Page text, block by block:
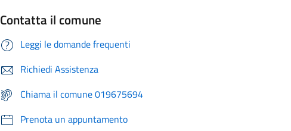
Contatta il comune
Leggi le domande frequenti
Richiedi Assistenza
Chiama il comune 019675694
Prenota un appuntamento